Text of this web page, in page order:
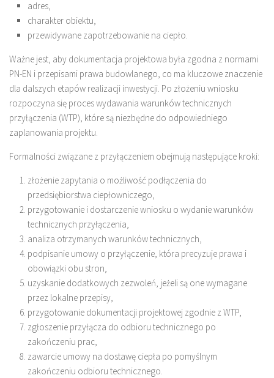
adres,
charakter obiektu,
przewidywane zapotrzebowanie na ciepło.
Ważne jest, aby dokumentacja projektowa była zgodna z normami
PN-EN i przepisami prawa budowlanego, co ma kluczowe znaczenie
dla dalszych etapów realizacji inwestycji. Po złożeniu wniosku
rozpoczyna się proces wydawania warunków technicznych
przyłączenia (WTP), które są niezbędne do odpowiedniego
zaplanowania projektu.
Formalności związane z przyłączeniem obejmują następujące kroki:
złożenie zapytania o możliwość podłączenia do
przedsiębiorstwa ciepłowniczego,
przygotowanie i dostarczenie wniosku o wydanie warunków
technicznych przyłączenia,
analiza otrzymanych warunków technicznych,
podpisanie umowy o przyłączenie, która precyzuje prawa i
obowiązki obu stron,
uzyskanie dodatkowych zezwoleń, jeżeli są one wymagane
przez lokalne przepisy,
przygotowanie dokumentacji projektowej zgodnie z WTP,
zgłoszenie przyłącza do odbioru technicznego po
zakończeniu prac,
zawarcie umowy na dostawę ciepła po pomyślnym
zakończeniu odbioru technicznego.